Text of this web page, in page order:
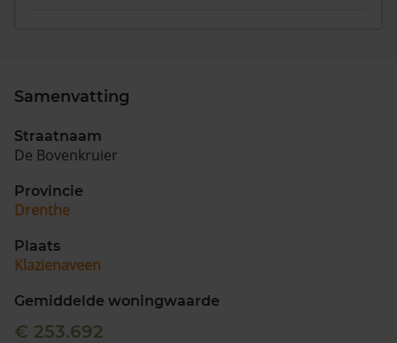
Samenvatting
Straatnaam
De Bovenkruier
Provincie
Drenthe
Plaats
Klazienaveen
Gemiddelde woningwaarde
€ 253.692